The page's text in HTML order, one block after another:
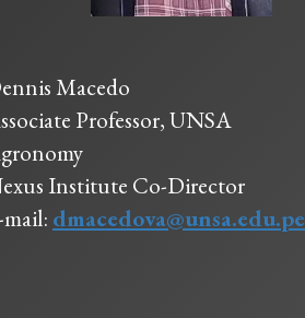
Macedo
Professor, UNSA
Institute Co-Director
dmacedova@unsa.edu.pe